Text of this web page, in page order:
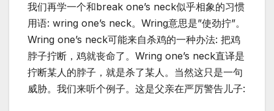
我们再学一个和break one’s neck似乎相象的习惯
用语: wring one’s neck。Wring意思是”使劲拧”。
Wring one’s neck可能来自杀鸡的一种办法: 把鸡
脖子拧断，鸡就丧命了。Wring one’s neck直译是
拧断某人的脖子，就是杀了某人。当然这只是一句
威胁。我们来听个例子。这是父亲在严厉警告儿子: